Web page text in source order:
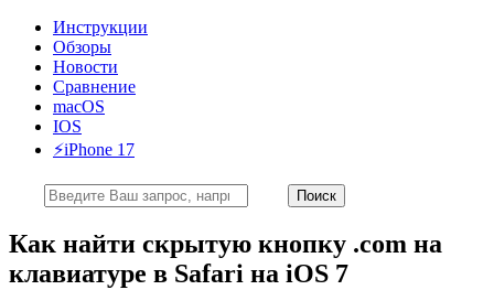
Инструкции
Обзоры
Новости
Сравнение
macOS
IOS
⚡️iPhone 17
Как найти скрытую кнопку .com на
клавиатуре в Safari на iOS 7